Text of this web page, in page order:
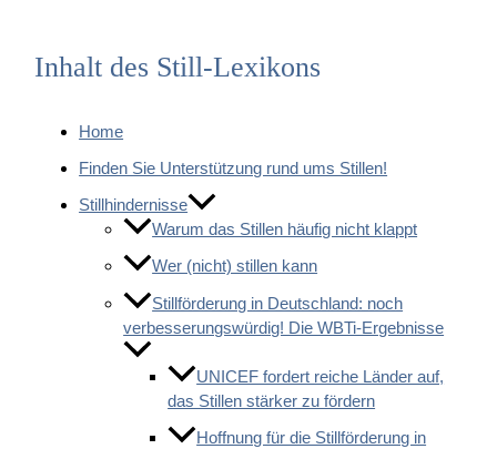
Inhalt des Still-Lexikons
Home
Finden Sie Unterstützung rund ums Stillen!
Stillhindernisse
Warum das Stillen häufig nicht klappt
Wer (nicht) stillen kann
Stillförderung in Deutschland: noch
verbesserungswürdig! Die WBTi-Ergebnisse
UNICEF fordert reiche Länder auf,
das Stillen stärker zu fördern
Hoffnung für die Stillförderung in